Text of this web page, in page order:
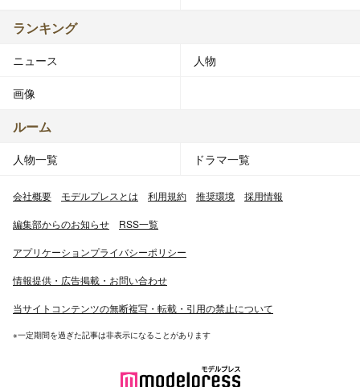
ランキング
ニュース 人物
画像
ルーム
人物一覧 ドラマ一覧
会社概要 モデルプレスとは 利用規約 推奨環境 採用情報
編集部からのお知らせ RSS一覧
アプリケーションプライバシーポリシー
情報提供・広告掲載・お問い合わせ
当サイトコンテンツの無断複写・転載・引用の禁止について
※一定期間を過ぎた記事は非表示になることがあります